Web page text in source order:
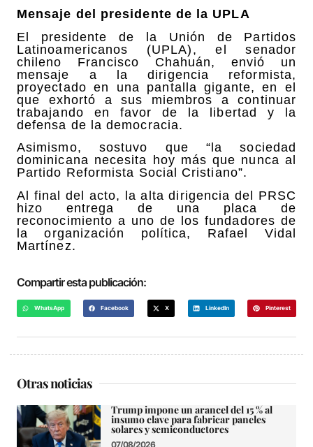
Mensaje del presidente de la UPLA
El presidente de la Unión de Partidos
Latinoamericanos (UPLA), el senador
chileno Francisco Chahuán, envió un
mensaje a la dirigencia reformista,
proyectado en una pantalla gigante, en el
que exhortó a sus miembros a continuar
trabajando en favor de la libertad y la
defensa de la democracia.
Asimismo, sostuvo que “la sociedad
dominicana necesita hoy más que nunca al
Partido Reformista Social Cristiano”.
Al final del acto, la alta dirigencia del PRSC
hizo entrega de una placa de
reconocimiento a uno de los fundadores de
la organización política, Rafael Vidal
Martínez.
Compartir esta publicación:
WhatsApp Facebook X LinkedIn Pinterest
Otras noticias
Trump impone un arancel del 15 % al
insumo clave para fabricar paneles
solares y semiconductores
07/08/2026